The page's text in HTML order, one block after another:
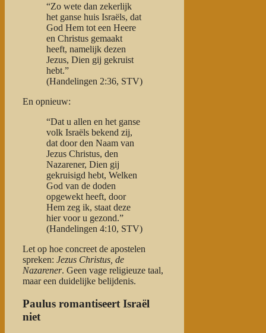
“Zo wete dan zekerlijk
het ganse huis Israëls, dat
God Hem tot een Heere
en Christus gemaakt
heeft, namelijk dezen
Jezus, Dien gij gekruist
hebt.”
(Handelingen 2:36, STV)
En opnieuw:
“Dat u allen en het ganse
volk Israëls bekend zij,
dat door den Naam van
Jezus Christus, den
Nazarener, Dien gij
gekruisigd hebt, Welken
God van de doden
opgewekt heeft, door
Hem zeg ik, staat deze
hier voor u gezond.”
(Handelingen 4:10, STV)
Let op hoe concreet de apostelen
spreken: Jezus Christus, de
Nazarener. Geen vage religieuze taal,
maar een duidelijke belijdenis.
Paulus romantiseert Israël
niet